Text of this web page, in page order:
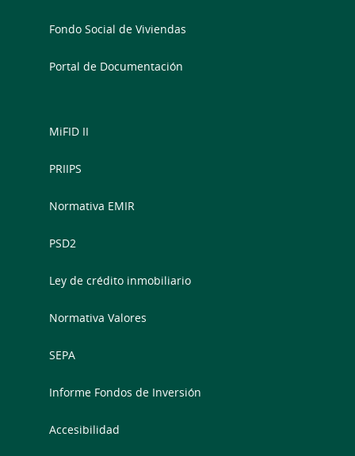
Fondo Social de Viviendas
Portal de Documentación
MiFID II
PRIIPS
Normativa EMIR
PSD2
Ley de crédito inmobiliario
Normativa Valores
SEPA
Informe Fondos de Inversión
Accesibilidad